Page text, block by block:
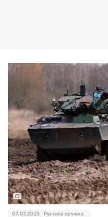
07.03.2025 Русское оружие